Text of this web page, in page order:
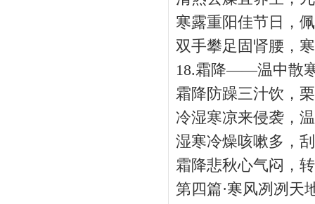
寒露重阳佳节日，
双手攀足固肾腰，
18.霜降——温中散
霜降防躁三汁饮，
冷湿寒凉来侵袭，
湿寒冷燥咳嗽多，
霜降悲秋心气闷，
第四篇·寒风冽冽